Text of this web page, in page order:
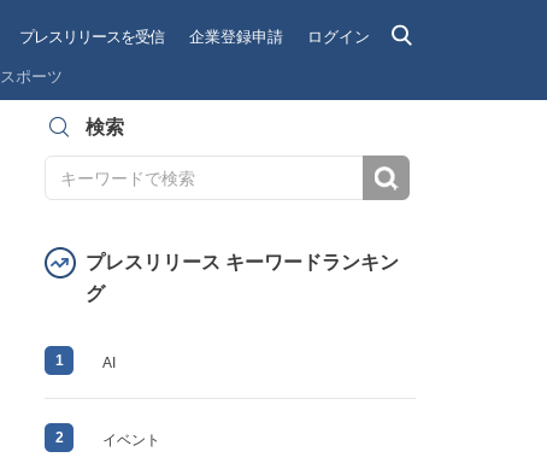
プレスリリースを受信 企業登録申請 ログイン
スポーツ
検索
プレスリリース キーワードランキン
グ
1 AI
2 イベント